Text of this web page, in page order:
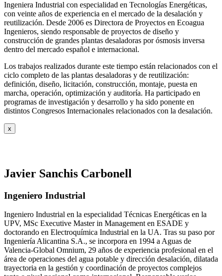
Ingeniera Industrial con especialidad en Tecnologías Energéticas,
con veinte años de experiencia en el mercado de la desalación y
reutilización. Desde 2006 es Directora de Proyectos en Ecoagua
Ingenieros, siendo responsable de proyectos de diseño y
construcción de grandes plantas desaladoras por ósmosis inversa
dentro del mercado español e internacional.
Los trabajos realizados durante este tiempo están relacionados con el
ciclo completo de las plantas desaladoras y de reutilización:
definición, diseño, licitación, construcción, montaje, puesta en
marcha, operación, optimización y auditoría. Ha participado en
programas de investigación y desarrollo y ha sido ponente en
distintos Congresos Internacionales relacionados con la desalación.
x
Javier Sanchis Carbonell
Ingeniero Industrial
Ingeniero Industrial en la especialidad Técnicas Energéticas en la
UPV, MSc Executive Master in Management en ESADE y
doctorando en Electroquímica Industrial en la UA. Tras su paso por
Ingeniería Alicantina S.A., se incorpora en 1994 a Aguas de
Valencia-Global Omnium, 29 años de experiencia profesional en el
área de operaciones del agua potable y dirección desalación, dilatada
trayectoria en la gestión y coordinación de proyectos complejos